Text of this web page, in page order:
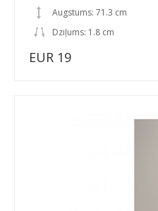
Augstums: 71.3 cm
Dziļums: 1.8 cm
EUR 19